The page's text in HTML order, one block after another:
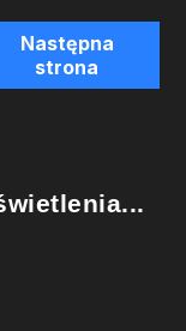
Następna
strona